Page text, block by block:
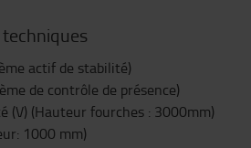
actif de stabilité)
de contrôle de présence)
(V) (Hauteur fourches : 3000mm)
1000 mm)